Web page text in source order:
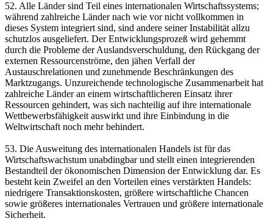
52. Alle Länder sind Teil eines internationalen Wirtschaftssystems;
während zahlreiche Länder nach wie vor nicht vollkommen in
dieses System integriert sind, sind andere seiner Instabilität allzu
schutzlos ausgeliefert. Der Entwicklungsprozeß wird gehemmt
durch die Probleme der Auslandsverschuldung, den Rückgang der
externen Ressourcenströme, den jähen Verfall der
Austauschrelationen und zunehmende Beschränkungen des
Marktzugangs. Unzureichende technologische Zusammenarbeit hat
zahlreiche Länder an einem wirtschaftlicheren Einsatz ihrer
Ressourcen gehindert, was sich nachteilig auf ihre internationale
Wettbewerbsfähigkeit auswirkt und ihre Einbindung in die
Weltwirtschaft noch mehr behindert.
53. Die Ausweitung des internationalen Handels ist für das
Wirtschaftswachstum unabdingbar und stellt einen integrierenden
Bestandteil der ökonomischen Dimension der Entwicklung dar. Es
besteht kein Zweifel an den Vorteilen eines verstärkten Handels:
niedrigere Transaktionskosten, größere wirtschaftliche Chancen
sowie größeres internationales Vertrauen und größere internationale
Sicherheit.